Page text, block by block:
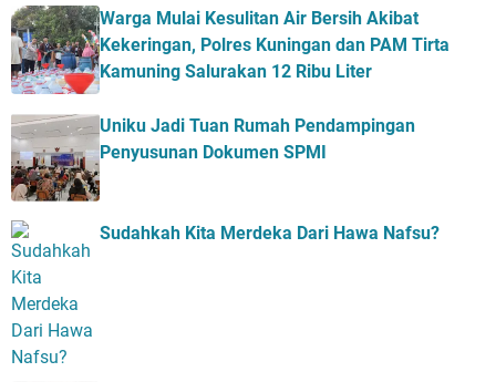
Warga Mulai Kesulitan Air Bersih Akibat
Kekeringan, Polres Kuningan dan PAM Tirta
Kamuning Salurakan 12 Ribu Liter
Uniku Jadi Tuan Rumah Pendampingan
Penyusunan Dokumen SPMI
Sudahkah Kita Merdeka Dari Hawa Nafsu?